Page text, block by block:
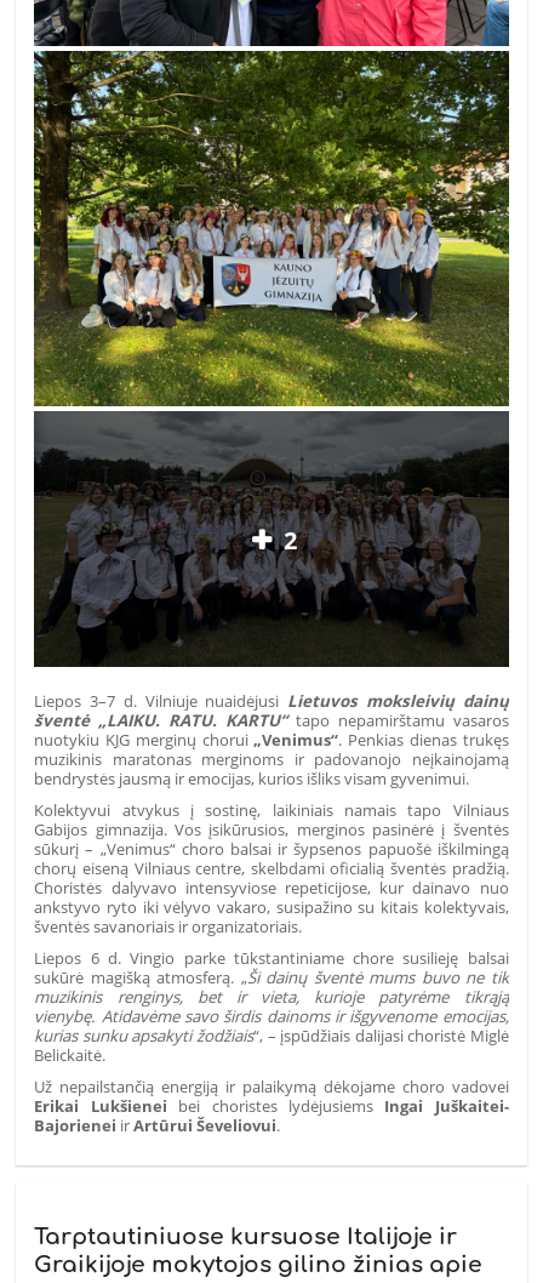
2
Liepos 3–7 d. Vilniuje nuaidėjusi Lietuvos moksleivių dainų
šventė „LAIKU. RATU. KARTU“tapo nepamirštamu vasaros
nuotykiu KJG merginų chorui„Venimus“. Penkias dienas trukęs
muzikinis maratonas merginoms ir padovanojo neįkainojamą
bendrystės jausmą ir emocijas, kurios išliks visam gyvenimui.
Kolektyvui atvykus į sostinę, laikiniais namais tapo Vilniaus
Gabijos gimnazija. Vos įsikūrusios, merginos pasinėrė į šventės
sūkurį – „Venimus“ choro balsai ir šypsenos papuošė iškilmingą
chorų eiseną Vilniaus centre, skelbdami oficialią šventės pradžią.
Choristės dalyvavo intensyviose repeticijose, kur dainavo nuo
ankstyvo ryto iki vėlyvo vakaro, susipažino su kitais kolektyvais,
šventės savanoriais ir organizatoriais.
Liepos 6 d. Vingio parke tūkstantiniame chore susilieję balsai
sukūrė magišką atmosferą. „Ši dainų šventė mums buvo ne tik
muzikinis renginys, bet ir vieta, kurioje patyrėme tikrąją
vienybę. Atidavėme savo širdis dainoms ir išgyvenome emocijas,
kurias sunku apsakyti žodžiais“, – įspūdžiais dalijasi choristė Miglė
Belickaitė.
Už nepailstančią energiją ir palaikymą dėkojame choro vadovei
Erikai Lukšienei bei choristes lydėjusiems Ingai Juškaitei-
Bajorienei irArtūrui Ševeliovui.
Tarptautiniuose kursuose Italijoje ir
Graikijoje mokytojos gilino žinias apie